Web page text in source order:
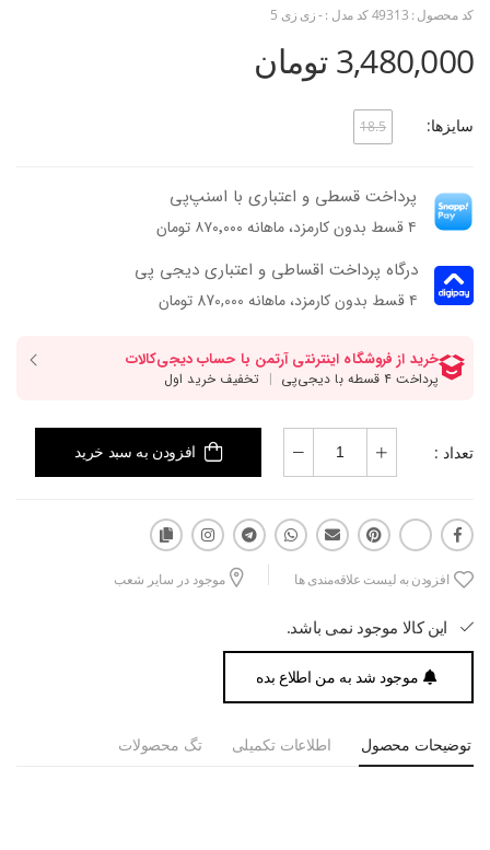
کد محصول : 49313کد مدل :- زی زی 5
3,480,000 تومان
سایزها: 18.5
پرداخت قسطی و اعتباری با اسنپ‌پی
۴ قسط بدون کارمزد، ماهانه ۸۷۰٬۰۰۰ تومان
درگاه پرداخت اقساطی و اعتباری دیجی پی
۴ قسط بدون کارمزد، ماهانه 870,000 تومان
تعداد : افزودن به سبد خرید
افزودن به لیست علاقه‌مندی ها موجود در سایر شعب
این کالا موجود نمی باشد.
موجود شد به من اطلاع بده
توضیحات محصول اطلاعات تکمیلی تگ محصولات